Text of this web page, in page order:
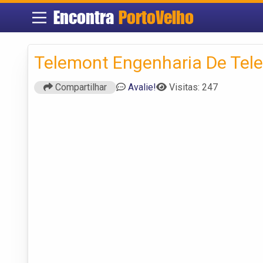
Encontra PortoVelho
Telemont Engenharia De
Compartilhar Avalie! Visitas: 247